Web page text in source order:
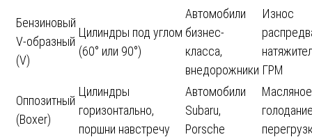
Бензиновый
V-образный
(V)
Цилиндры под углом
(60° или 90°)
Автомобили
бизнес-
класса,
внедорожники
Износ
ГРМ
Оппозитный
(Boxer)
Цилиндры
горизонтально,
поршни навстречу
Автомобили
Subaru,
Porsche
Масляное